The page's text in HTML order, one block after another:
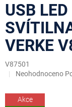
USB
VERKE
V87501
Akce
Průměrné
produktu
je
Neohodnoceno